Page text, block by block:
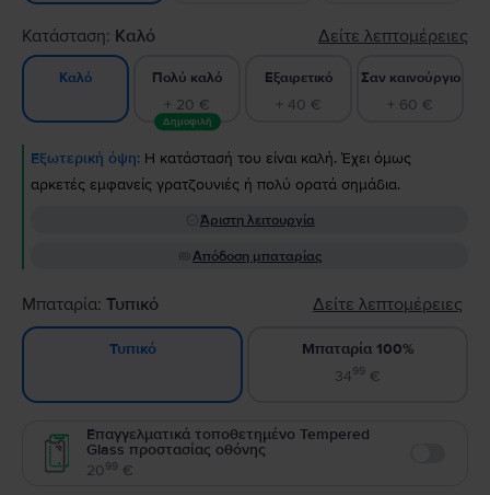
Κατάσταση: Καλό Δείτε λεπτομέρειες
Καλό Πολύ καλό
+ 20 €
Δημοφιλή
Εξαιρετικό
+ 40 €
Σαν καινούργιο
+ 60 €
Εξωτερική όψη: Η κατάστασή του είναι καλή. Έχει όμως
αρκετές εμφανείς γρατζουνιές ή πολύ ορατά σημάδια.
Άριστη λειτουργία
Απόδοση μπαταρίας
Μπαταρία: Τυπικό Δείτε λεπτομέρειες
Τυπικό
Μπαταρία 100%
3499 €
Επαγγελματικά τοποθετημένο Tempered
Glass προστασίας οθόνης
2099 €